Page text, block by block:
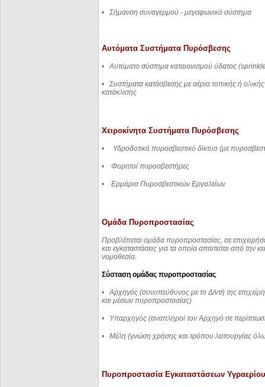
• Σήμανση συναγερμού - μεγαφωνικό σύστημα
Αυτόματα Συστήματα Πυρόσβεσης
•Αυτόματο σύστημα καταιονισμού ύδατος (
• Συστήματα κατάσβεσης με αέρια τοπικής ή ολικής
κατάκλισης
Χειροκίνητα Συστήματα Πυρόσβεσης
• Υδροδοτικό πυροσβεστικό δίκτυο (με
• Φορητοί πυροσβεστήρες
• Ερμάρια Πυροσβεστικών Εργαλείων
Ομάδα Πυροπροστασίας
Προβλέπεται ομάδα πυροπροστασίας, σε
και εγκαταστάσεις για τα οποία απαιτείται από την
νομοθεσία.
Σύσταση ομάδας πυροπροστασίας
•Αρχηγός (συνυπεύθυνος με το Δ/ντή της
και μέσων πυροπροστασίας)
• Υπαρχηγός (αναπληροί τον Αρχηγό σε
• Μέλη (γνώση χρήσης και τρόπου λειτουργίας
Πυροπροστασία Εγκαταστάσεων Υγραερίου